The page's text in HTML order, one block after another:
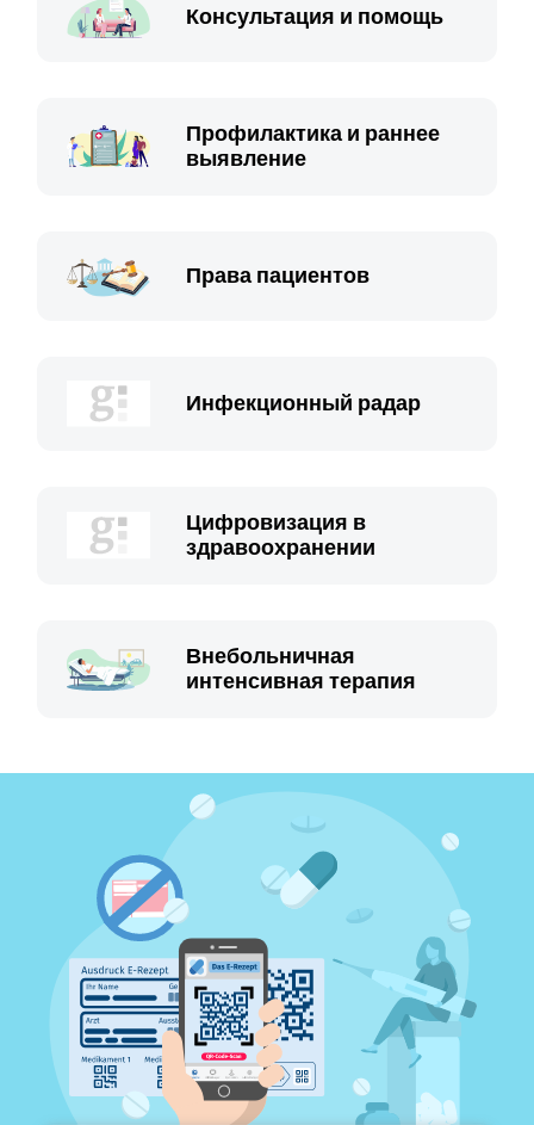
Консультация и помощь
Профилактика и раннее
выявление
Права пациентов
Инфекционный радар
Цифровизация в
здравоохранении
Внебольничная
интенсивная терапия